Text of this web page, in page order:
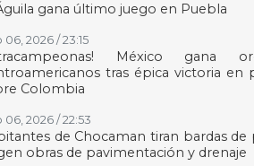
gana último juego en Puebla
06, 2026 / 23:15
México gana
tras épica victoria en
Colombia
06, 2026 / 22:53
de Chocaman tiran bardas de
obras de pavimentación y drenaje